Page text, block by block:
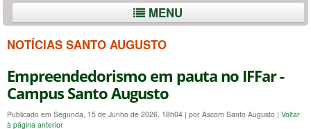
MENU
NOTÍCIAS SANTO AUGUSTO
Empreendedorismo em pauta no IFFar -
Campus Santo Augusto
Publicado em Segunda, 15 de Junho de 2026, 18h04 | por Ascom Santo Augusto | Voltar
à página anterior